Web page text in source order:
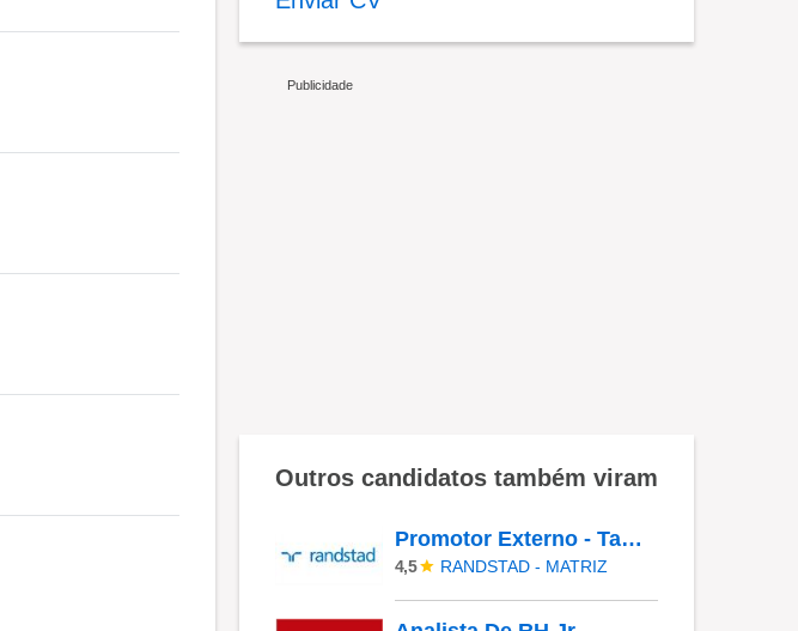
Outros candidatos também viram
Promotor Externo - Taboão Da Serra/SP
4,5 RANDSTAD - MATRIZ